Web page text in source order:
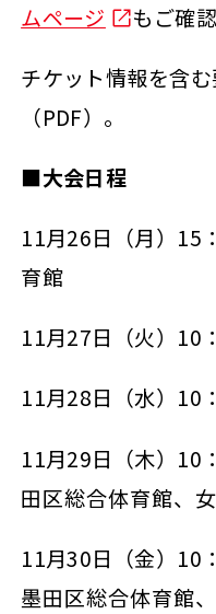
ムページ
もご確
チケット情報を含
（PDF）。
■大会日程
11月26日（月）15
育館
11月27日（火）10
11月28日（水）10
11月29日（木）10
田区総合体育館、
11月30日（金）10
墨田区総合体育館